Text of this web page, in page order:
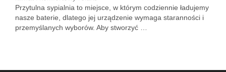
Przytulna sypialnia to miejsce, w którym codziennie ładujemy
nasze baterie, dlatego jej urządzenie wymaga staranności i
przemyślanych wyborów. Aby stworzyć …